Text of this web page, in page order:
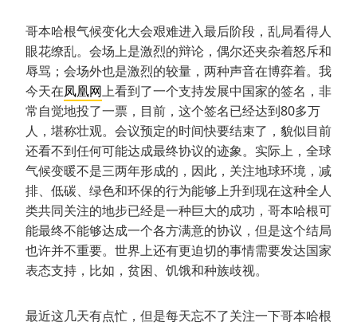
哥本哈根气候变化大会艰难进入最后阶段，乱局看得人
眼花缭乱。会场上是激烈的辩论，偶尔还夹杂着怒斥和
辱骂；会场外也是激烈的较量，两种声音在博弈着。我
今天在凤凰网上看到了一个支持发展中国家的签名，非
常自觉地投了一票，目前，这个签名已经达到80多万
人，堪称壮观。会议预定的时间快要结束了，貌似目前
还看不到任何可能达成最终协议的迹象。实际上，全球
气候变暖不是三两年形成的，因此，关注地球环境，减
排、低碳、绿色和环保的行为能够上升到现在这种全人
类共同关注的地步已经是一种巨大的成功，哥本哈根可
能最终不能够达成一个各方满意的协议，但是这个结局
也许并不重要。世界上还有更迫切的事情需要发达国家
表态支持，比如，贫困、饥饿和种族歧视。
最近这几天有点忙，但是每天忘不了关注一下哥本哈根